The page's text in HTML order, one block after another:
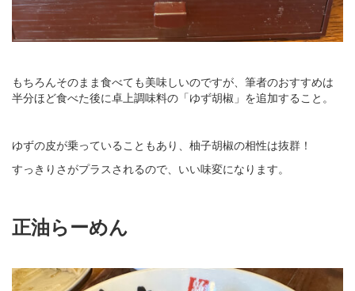
もちろんそのまま食べても美味しいのですが、筆者のおすすめは
半分ほど食べた後に卓上調味料の「ゆず胡椒」を追加すること。
ゆずの皮が乗っていることもあり、柚子胡椒の相性は抜群！
すっきりさがプラスされるので、いい味変になります。
正油らーめん